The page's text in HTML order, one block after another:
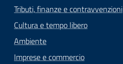
Tributi, finanze e contravvenzioni
Cultura e tempo libero
Ambiente
Imprese e commercio